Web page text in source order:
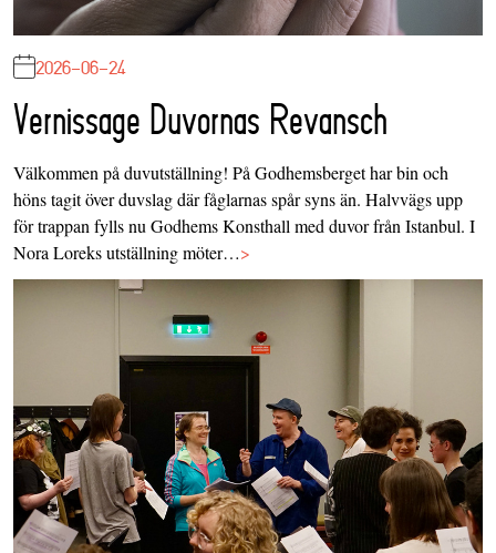
2026-06-24
Vernissage Duvornas Revansch
Välkommen på duvutställning! På Godhemsberget har bin och
höns tagit över duvslag där fåglarnas spår syns än. Halvvägs upp
för trappan fylls nu Godhems Konsthall med duvor från Istanbul. I
Nora Loreks utställning möter…>